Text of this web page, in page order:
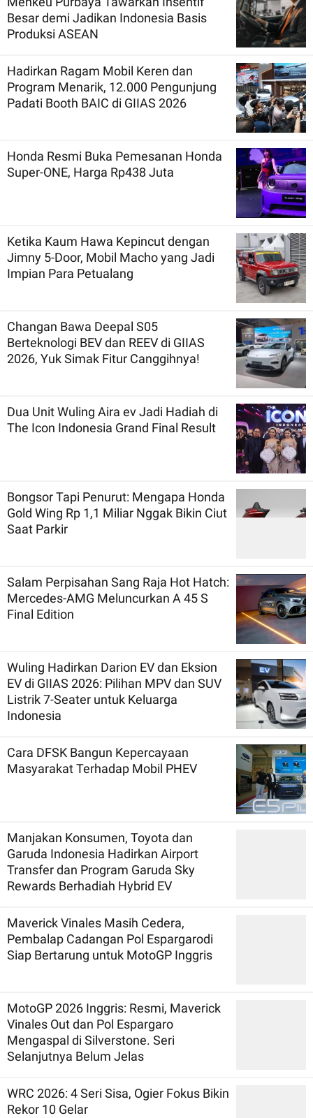
Besar demi Jadikan Indonesia Basis
Produksi ASEAN
Hadirkan Ragam Mobil Keren dan
Program Menarik, 12.000 Pengunjung
Padati Booth BAIC di GIIAS 2026
Honda Resmi Buka Pemesanan Honda
Super-ONE, Harga Rp438 Juta
Ketika Kaum Hawa Kepincut dengan
Jimny 5-Door, Mobil Macho yang Jadi
Impian Para Petualang
Changan Bawa Deepal S05
Berteknologi BEV dan REEV di GIIAS
2026, Yuk Simak Fitur Canggihnya!
Dua Unit Wuling Aira ev Jadi Hadiah di
The Icon Indonesia Grand Final Result
Bongsor Tapi Penurut: Mengapa Honda
Gold Wing Rp 1,1 Miliar Nggak Bikin Ciut
Saat Parkir
Salam Perpisahan Sang Raja Hot Hatch:
Mercedes-AMG Meluncurkan A 45 S
Final Edition
Wuling Hadirkan Darion EV dan Eksion
EV di GIIAS 2026: Pilihan MPV dan SUV
Listrik 7-Seater untuk Keluarga
Indonesia
Cara DFSK Bangun Kepercayaan
Masyarakat Terhadap Mobil PHEV
Manjakan Konsumen, Toyota dan
Garuda Indonesia Hadirkan Airport
Transfer dan Program Garuda Sky
Rewards Berhadiah Hybrid EV
Maverick Vinales Masih Cedera,
Pembalap Cadangan Pol Espargarodi
Siap Bertarung untuk MotoGP Inggris
MotoGP 2026 Inggris: Resmi, Maverick
Vinales Out dan Pol Espargaro
Mengaspal di Silverstone. Seri
Selanjutnya Belum Jelas
WRC 2026: 4 Seri Sisa, Ogier Fokus Bikin
Rekor 10 Gelar